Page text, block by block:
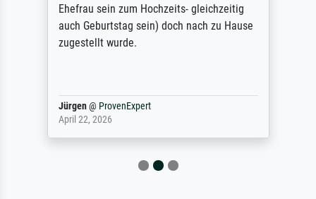
Ehefrau sein zum Hochzeits- gleichzeitig
auch Geburtstag sein) doch nach zu Hause
zugestellt wurde.
Jürgen@ ProvenExpert
April 22, 2026